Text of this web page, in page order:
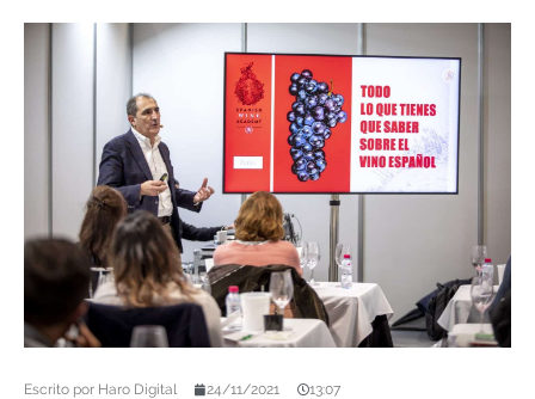
Escrito por Haro Digital 24/11/2021 13:07